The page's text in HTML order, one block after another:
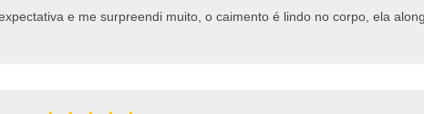
e me surpreendi muito, o caimento é lindo no corpo, ela